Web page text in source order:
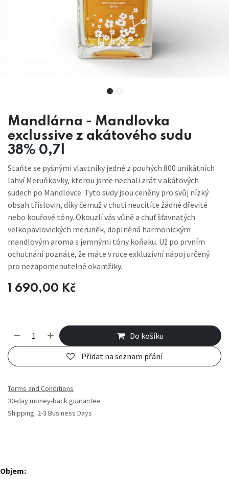
Mandlárna - Mandlovka
exclussive z akátového sudu
38% 0,7l
Staňte se pyšnými vlastníky jedné z pouhých 800 unikátních
lahví Meruňkovky, kterou jsme nechali zrát v akátových
sudech po Mandlovce. Tyto sudy jsou ceněny pro svůj nízký
obsah tříslovin, díky čemuž v chuti neucítíte žádné dřevité
nebo kouřové tóny. Okouzlí vás vůně a chuť šťavnatých
velkopavlovických meruněk, doplněná harmonickým
mandlovým aroma s jemnými tóny koňaku. Už po prvním
ochutnání poznáte, že máte v ruce exkluzivní nápoj určený
pro nezapomenutelné okamžiky.
1 690,00 Kč
Do košíku
Přidat na seznam přání
Terms and Conditions
30-day money-back guarantee
Shipping: 2-3 Business Days
Objem: